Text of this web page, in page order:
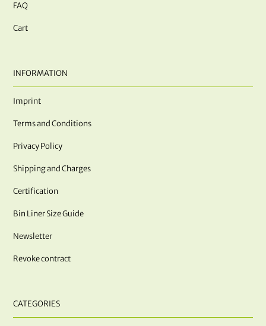
FAQ
Cart
INFORMATION
Imprint
Terms and Conditions
Privacy Policy
Shipping and Charges
Certification
Bin Liner Size Guide
Newsletter
Revoke contract
CATEGORIES